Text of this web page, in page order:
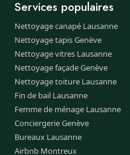
Services populaires
Nettoyage canapé Lausanne
Nettoyage tapis Genève
Nettoyage vitres Lausanne
Nettoyage façade Genève
Nettoyage toiture Lausanne
Fin de bail Lausanne
Femme de ménage Lausanne
Conciergerie Genève
Bureaux Lausanne
Airbnb Montreux